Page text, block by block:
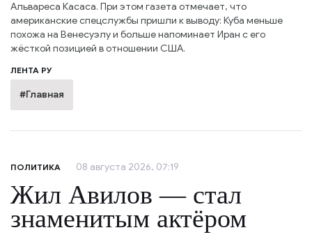
Альвареса Касаса. При этом газета отмечает, что
американские спецслужбы пришли к выводу: Куба меньше
похожа на Венесуэлу и больше напоминает Иран с его
жёсткой позицией в отношении США.
ЛЕНТА РУ
#Главная
ПОЛИТИКА 08 августа 2026, 07:19
Жил Авилов — стал
знаменитым актёром